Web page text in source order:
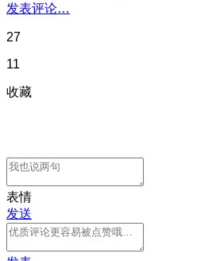
发表评论…
27
11
收藏
表情
发送